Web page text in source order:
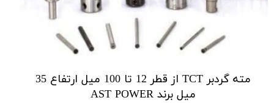
مته گردبر TCT از قطر 12 تا 100 میل ارتفاع 35
میل برند AST POWER